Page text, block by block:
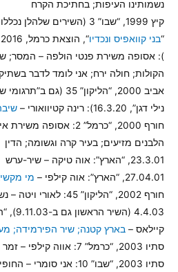
נשמותינו העיפות; בחתיכת הקרח
קיץ 1999, “שבו” 3 (השירים
“בני קוואפיס ונכדיו“, הוצאת כרמל, 2016, ו
): אסופה משירת פנטי הולפה – המסר;
הקולות; חולה ירח; אני לומד לדבר
אביב 2000, “הליקון”
נילי דגן”, 16.3.20): רינה קטיוואורי –
חורף 2000, “כרמל” 2:
הלבנים מזיעים; בעיר קרה וגשומה; הדין
23.3.01, “הארץ”: אוה טיקה – שיר-ערש
27.04.01, “הארץ”: אוה קילפי –
מי
חורף 2002, “הליקון” 45: לאורי ויטה – נשכב, אחים
4.4.03
קיילאס – בארץ קטנה; שיר הפירמידה;
סתיו 2003, “כרמל” 7: אווה קילפי – זמר אהבה
סתיו 2003, “שבו” 10: אני